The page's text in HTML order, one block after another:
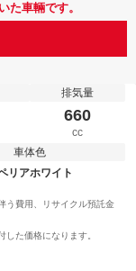
た車輛です。
排気量
660
cc
車体色
リアホワイト
う費用、リサイクル預託金
た価格になります。